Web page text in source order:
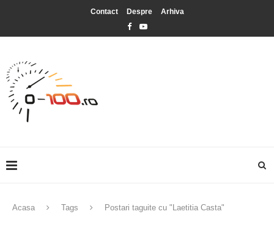
Contact Despre Arhiva
Acasa Tags Postari taguite cu "Laetitia Casta"